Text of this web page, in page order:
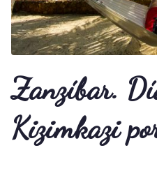
Zanzíbar.
Kizimkazi